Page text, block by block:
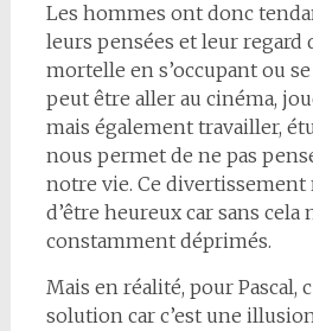
Les hommes ont donc
leurs pensées et leur
mortelle en s’occupant ou
peut être aller au cinéma,
mais également travailler,
nous permet de ne pas
notre vie. Ce
d’être heureux car sans cela
constamment déprimés.
Mais en réalité, pour Pascal,
solution car c’est une